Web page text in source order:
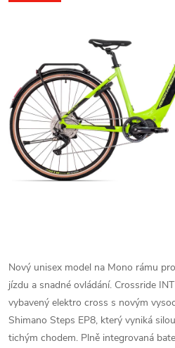
Nový unisex model na Mono rámu
jízdu a snadné ovládání. Crossride
vybavený elektro cross s novým
Shimano Steps EP8, který vyniká
tichým chodem. Plně integrovaná